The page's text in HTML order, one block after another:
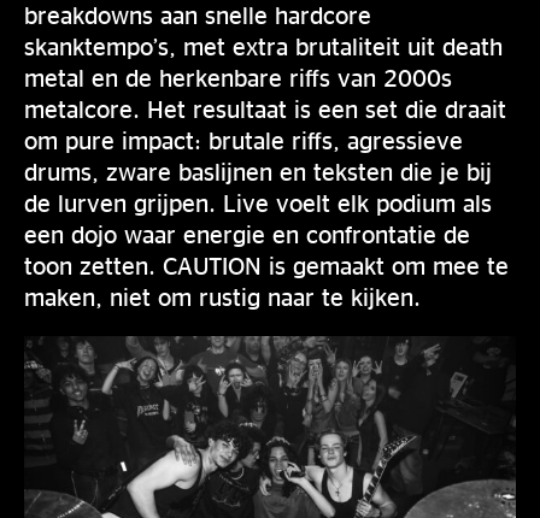
breakdowns aan snelle hardcore
skanktempo’s, met extra brutaliteit uit death
metal en de herkenbare riffs van 2000s
metalcore. Het resultaat is een set die draait
om pure impact: brutale riffs, agressieve
drums, zware baslijnen en teksten die je bij
de lurven grijpen. Live voelt elk podium als
een dojo waar energie en confrontatie de
toon zetten. CAUTION is gemaakt om mee te
maken, niet om rustig naar te kijken.